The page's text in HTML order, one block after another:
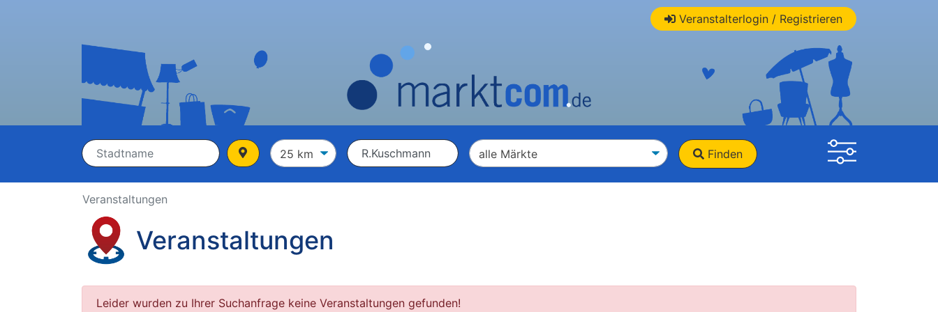
Veranstalterlogin / Registrieren
Finden
Veranstaltungen
Veranstaltungen
Leider wurden zu Ihrer Suchanfrage keine Veranstaltungen gefunden!